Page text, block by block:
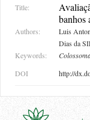
Title:
banhos
Authors:
Luis
Dias da
Keywords:
DOI
http://